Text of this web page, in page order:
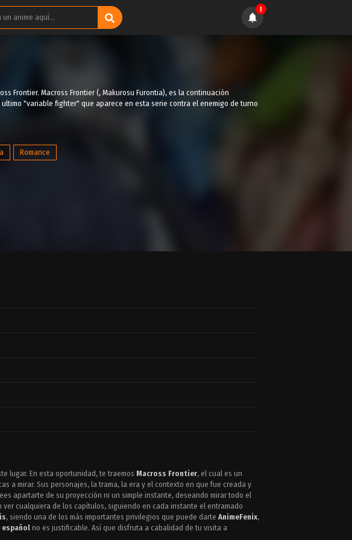
1
Frontier. Macross Frontier (, Makurosu Furontia), es la continuación
ultimo "variable fighter" que aparece en esta serie contra el enemigo de turno
Romance
lugar. En esta oportunidad, te traemos Macross Frontier, el cual es un
a mirar. Sus personajes, la trama, la era y el contexto en que fue creada y
apartarte de su proyección ni un simple instante, deseando mirar todo el
cualquiera de los capítulos, siguiendo en cada instante el entramado
, siendo una de los más importantes privilegios que puede darte AnimeFenix,
españolno es justificable. Así que disfruta a cabalidad de tu visita a